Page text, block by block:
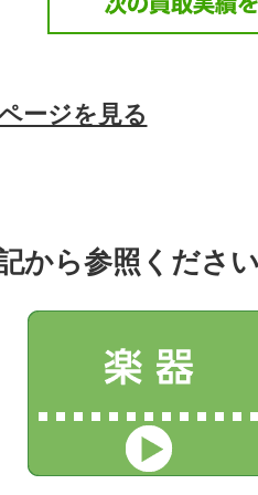
ージを見る
から参照くださ